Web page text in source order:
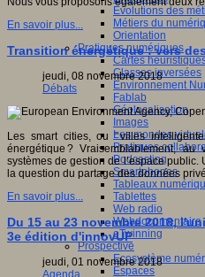
Evolutions des
Métiers du
Orientation
Pratiques numériques
Cartes
Classes inversées
Environnement
Fablab
Géolocalisation
Images
Les mondes
Pratiques
Podcasting
Smartphones
Tableaux
Tablettes
Web radio
Webdocumentaire
eTwinning
Prospective
Ecosystème
Espaces
En savoir plus...
Transition énergétique : vers
jeudi, 08 novembre 2018
Débats
Les smart cities, ou " villes
énergétique ? Vraisemblablement,
systèmes de gestion de l’espace
la question du partage des données
En savoir plus...
Du 15 au 23 novembre 2018,
3e édition d'innovUP
jeudi, 01 novembre 2018